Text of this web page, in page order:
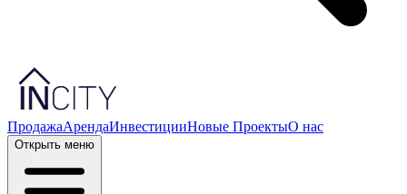
ПродажаАрендаИнвестицииНовые ПроектыО нас
Открыть меню